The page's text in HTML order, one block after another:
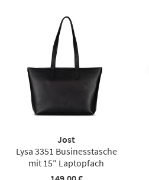
Jost
Lysa 3351 Businesstasche
mit 15″ Laptopfach